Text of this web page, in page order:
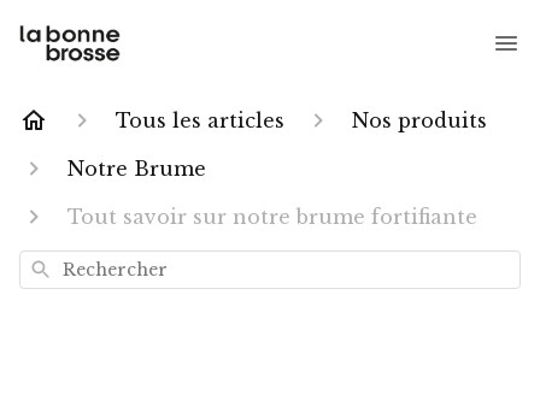
Tous les articles
Nos produits
Notre Brume
Tout savoir sur notre brume fortifiante
Rechercher